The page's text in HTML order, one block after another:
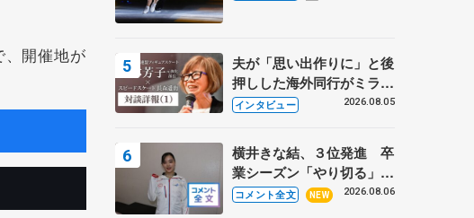
開催地が
夫が「思い出作りに」と後
押しした海外同行がミラノ
まで… 繁華街のリンクで
に 小林芳子さんが振り返
るスケート人生
インタビュー 2026.08.05
横井きな結、３位発進 卒
業シーズン「やり切る」
【みなとアクルス杯SP】
コメント全文 NEW 2026.08.06